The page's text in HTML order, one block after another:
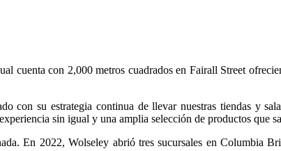
cuenta con 2,000 metros cuadrados en Fairall Street
con su estrategia continua de llevar nuestras tiendas y
sin igual y una amplia selección de productos que
En 2022, Wolseley abrió tres sucursales en Columbia